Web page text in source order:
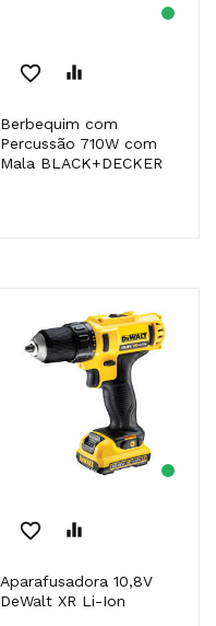
favorite_border equalizer
Berbequim com
Percussão 710W com
Mala BLACK+DECKER
favorite_border equalizer
Aparafusadora 10,8V
DeWalt XR Li-Ion